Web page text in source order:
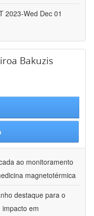
2023-Wed Dec 01
Bakuzis
ao monitoramento
magnetotérmica
destaque para o
em